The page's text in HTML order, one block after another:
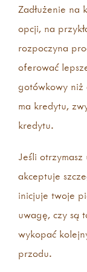
Zadłużenie na
opcji, na
rozpoczyna
oferować
gotówkowy niż
ma kredytu,
kredytu.
Jeśli
akceptuje
inicjuje twoje
uwagę, czy są
wykopać
przodu.